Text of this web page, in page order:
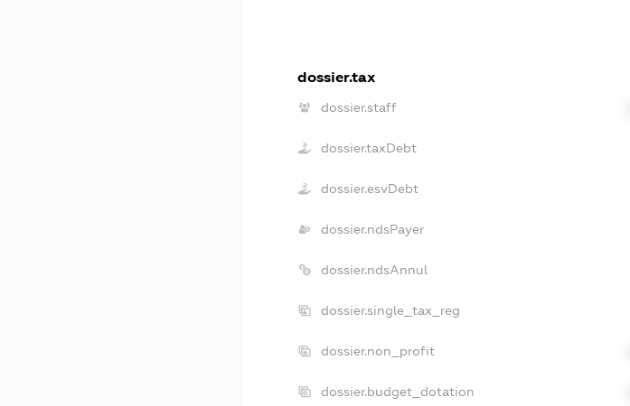
dossier.tax
dossier.staff
dossier.taxDebt
dossier.esvDebt
dossier.ndsPayer
dossier.ndsAnnul
dossier.single_tax_reg
dossier.non_profit
dossier.budget_dotation